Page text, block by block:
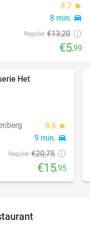
8.7 star
8 min. directions_car
Regulier €13,20
€5,99
Het
9.8 star
9 min. directions_car
Regulier €20,75
€15,95